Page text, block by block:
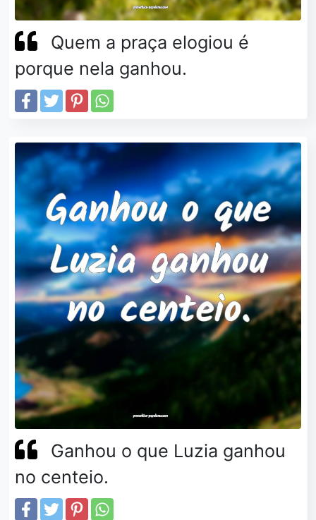
Quem a praça elogiou é
porque nela ganhou.
Ganhou o que Luzia ganhou
no centeio.